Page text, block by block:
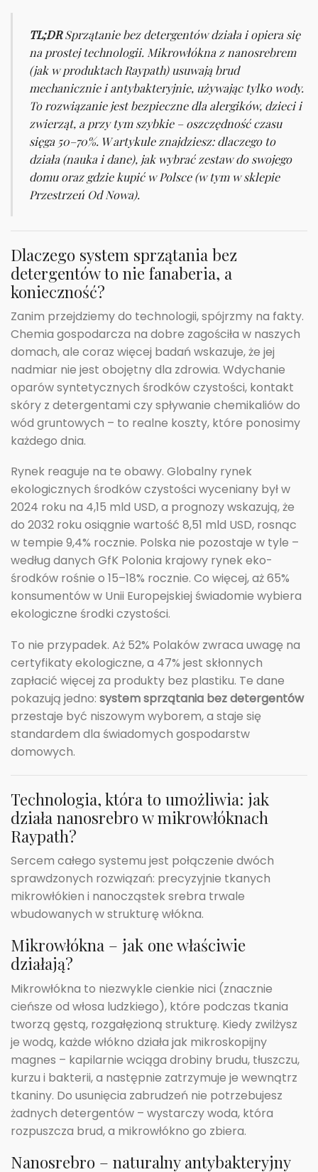
TL;DRSprzątanie bez detergentów działa i opiera się
na prostej technologii. Mikrowłókna z nanosrebrem
(jak w produktach Raypath) usuwają brud
mechanicznie i antybakteryjnie, używając tylko wody.
To rozwiązanie jest bezpieczne dla alergików, dzieci i
zwierząt, a przy tym szybkie – oszczędność czasu
sięga 50–70%. W artykule znajdziesz: dlaczego to
działa (nauka i dane), jak wybrać zestaw do swojego
domu oraz gdzie kupić w Polsce (w tym w sklepie
Przestrzeń Od Nowa).
Dlaczego system sprzątania bez
detergentów to nie fanaberia, a
konieczność?
Zanim przejdziemy do technologii, spójrzmy na fakty.
Chemia gospodarcza na dobre zagościła w naszych
domach, ale coraz więcej badań wskazuje, że jej
nadmiar nie jest obojętny dla zdrowia. Wdychanie
oparów syntetycznych środków czystości, kontakt
skóry z detergentami czy spływanie chemikaliów do
wód gruntowych – to realne koszty, które ponosimy
każdego dnia.
Rynek reaguje na te obawy. Globalny rynek
ekologicznych środków czystości wyceniany był w
2024 roku na 4,15 mld USD, a prognozy wskazują, że
do 2032 roku osiągnie wartość 8,51 mld USD, rosnąc
w tempie 9,4% rocznie. Polska nie pozostaje w tyle –
według danych GfK Polonia krajowy rynek eko-
środków rośnie o 15–18% rocznie. Co więcej, aż 65%
konsumentów w Unii Europejskiej świadomie wybiera
ekologiczne środki czystości.
To nie przypadek. Aż 52% Polaków zwraca uwagę na
certyfikaty ekologiczne, a 47% jest skłonnych
zapłacić więcej za produkty bez plastiku. Te dane
pokazują jedno: system sprzątania bez detergentów
przestaje być niszowym wyborem, a staje się
standardem dla świadomych gospodarstw
domowych.
Technologia, która to umożliwia: jak
działa nanosrebro w mikrowłóknach
Raypath?
Sercem całego systemu jest połączenie dwóch
sprawdzonych rozwiązań: precyzyjnie tkanych
mikrowłókien i nanocząstek srebra trwale
wbudowanych w strukturę włókna.
Mikrowłókna – jak one właściwie
działają?
Mikrowłókna to niezwykle cienkie nici (znacznie
cieńsze od włosa ludzkiego), które podczas tkania
tworzą gęstą, rozgałęzioną strukturę. Kiedy zwilżysz
je wodą, każde włókno działa jak mikroskopijny
magnes – kapilarnie wciąga drobiny brudu, tłuszczu,
kurzu i bakterii, a następnie zatrzymuje je wewnątrz
tkaniny. Do usunięcia zabrudzeń nie potrzebujesz
żadnych detergentów – wystarczy woda, która
rozpuszcza brud, a mikrowłókno go zbiera.
Nanosrebro – naturalny antybakteryjny